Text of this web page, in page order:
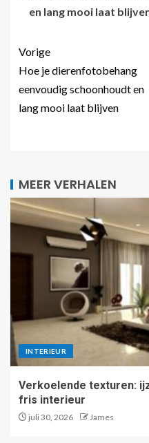
en lang mooi laat
Vorige
Hoe je dierenfotobehang
eenvoudig schoonhoudt en
lang mooi laat blijven
MEER VERHALEN
INTERIEUR
Verkoelende texturen:
fris interieur
juli 30, 2026 James